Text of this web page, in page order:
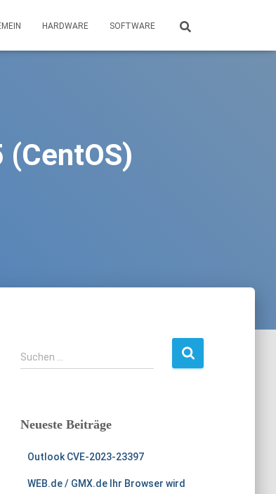
HARDWARE SOFTWARE
S
u
n
Suchen …
Neueste Beiträge
Outlook CVE-2023-23397
WEB.de / GMX.de Ihr Browser wird